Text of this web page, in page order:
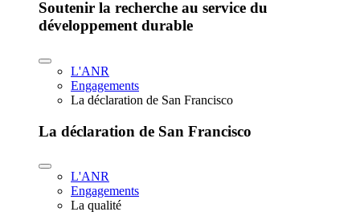
Soutenir la recherche au service du
développement durable
L'ANR
Engagements
La déclaration de San Francisco
La déclaration de San Francisco
L'ANR
Engagements
La qualité